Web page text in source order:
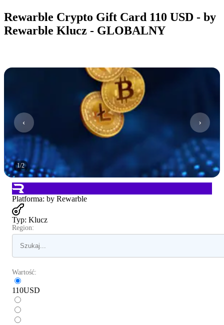
Rewarble Crypto Gift Card 110 USD - by
Rewarble Klucz - GLOBALNY
1/2
Platforma: by Rewarble
Typ: Klucz
Region:
Wartość:
110USD